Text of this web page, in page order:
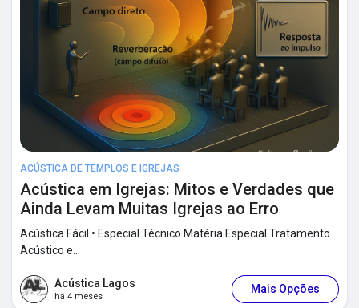
Postagens populares
Descubra Novas Postagens
Financiamentos
Ofertas
Fóruns
ACÚSTICA DE TEMPLOS E IGREJAS
Acústica em Igrejas: Mitos e Verdades que
Ainda Levam Muitas Igrejas ao Erro
Acústica Fácil • Especial Técnico Matéria Especial Tratamento
Acústico e...
Acústica Lagos
há 4 meses
Mais Opções